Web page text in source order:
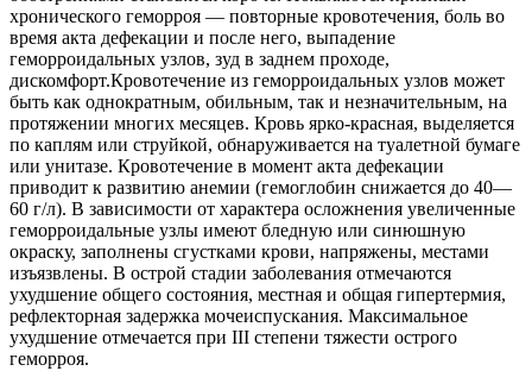
хронического геморроя — повторные кровотечения, боль во
время акта дефекации и после него, выпадение
геморроидальных узлов, зуд в заднем проходе,
дискомфорт.Кровотечение из геморроидальных узлов может
быть как однократным, обильным, так и незначительным, на
протяжении многих месяцев. Кровь ярко-красная, выделяется
по каплям или струйкой, обнаруживается на туалетной бумаге
или унитазе. Кровотечение в момент акта дефекации
приводит к развитию анемии (гемоглобин снижается до 40—
60 г/л). В зависимости от характера осложнения увеличенные
геморроидальные узлы имеют бледную или синюшную
окраску, заполнены сгустками крови, напряжены, местами
изъязвлены. В острой стадии заболевания отмечаются
ухудшение общего состояния, местная и общая гипертермия,
рефлекторная задержка мочеиспускания. Максимальное
ухудшение отмечается при III степени тяжести острого
геморроя.